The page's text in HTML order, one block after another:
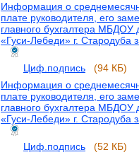
Информация о
плате руководителя, его
главного бухгалтера МБДОУ
«Гуси-Лебеди» г. Стародуба
Циф.подпись
(94 КБ)
Информация о
плате руководителя, его
главного бухгалтера МБДОУ
«Гуси-Лебеди» г. Стародуба
Циф.подпись
(52 КБ)